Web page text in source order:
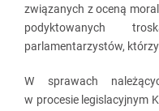
związanych z oceną
podyktowanych
parlamentarzystów,
W sprawach
w procesie legislacyjnym